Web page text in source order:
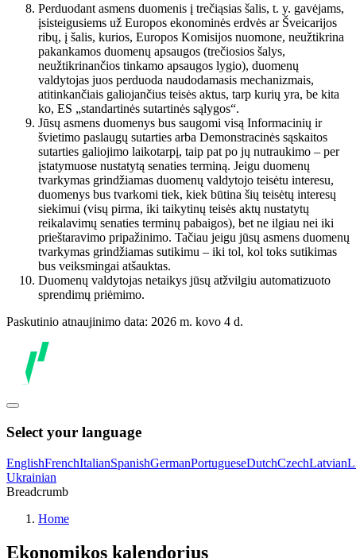
Perduodant asmens duomenis į trečiąsias šalis, t. y. gavėjams,
įsisteigusiems už Europos ekonominės erdvės ar Šveicarijos
ribų, į šalis, kurios, Europos Komisijos nuomone, neužtikrina
pakankamos duomenų apsaugos (trečiosios šalys,
neužtikrinančios tinkamo apsaugos lygio), duomenų
valdytojas juos perduoda naudodamasis mechanizmais,
atitinkančiais galiojančius teisės aktus, tarp kurių yra, be kita
ko, ES „standartinės sutartinės sąlygos“.
Jūsų asmens duomenys bus saugomi visą Informacinių ir
švietimo paslaugų sutarties arba Demonstracinės sąskaitos
sutarties galiojimo laikotarpį, taip pat po jų nutraukimo – per
įstatymuose nustatytą senaties terminą. Jeigu duomenų
tvarkymas grindžiamas duomenų valdytojo teisėtu interesu,
duomenys bus tvarkomi tiek, kiek būtina šių teisėtų interesų
siekimui (visų pirma, iki taikytinų teisės aktų nustatytų
reikalavimų senaties terminų pabaigos), bet ne ilgiau nei iki
prieštaravimo pripažinimo. Tačiau jeigu jūsų asmens duomenų
tvarkymas grindžiamas sutikimu – iki tol, kol toks sutikimas
bus veiksmingai atšauktas.
Duomenų valdytojas netaikys jūsų atžvilgiu automatizuoto
sprendimų priėmimo.
Paskutinio atnaujinimo data: 2026 m. kovo 4 d.
Select your language
EnglishFrenchItalianSpanishGermanPortugueseDutchCzechLatvian
Ukrainian
Breadcrumb
Home
Ekonomikos kalendorius